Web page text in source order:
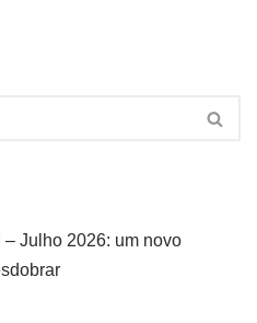
Julho 2026: um novo